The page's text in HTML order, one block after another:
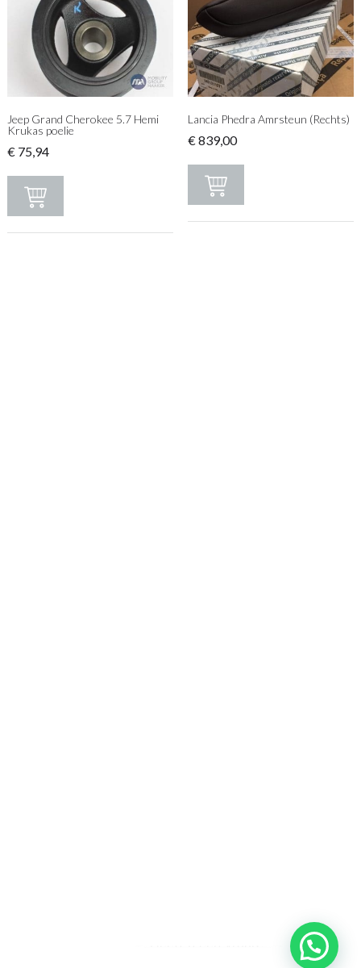
Jeep Grand Cherokee 5.7 Hemi
Krukas poelie
€75,94
Lancia Phedra Amrsteun (Rechts)
€839,00